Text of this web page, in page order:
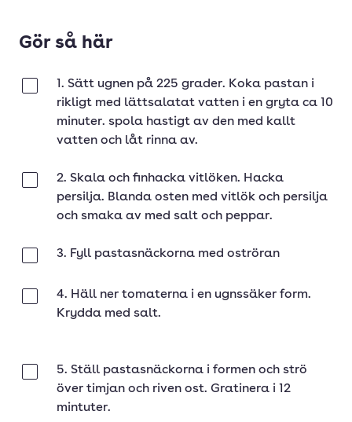
Gör så här
1. Sätt ugnen på 225 grader. Koka pastan i
rikligt med lättsalatat vatten i en gryta ca 10
minuter. spola hastigt av den med kallt
vatten och låt rinna av.
2. Skala och finhacka vitlöken. Hacka
persilja. Blanda osten med vitlök och persilja
och smaka av med salt och peppar.
3. Fyll pastasnäckorna med oströran
4. Häll ner tomaterna i en ugnssäker form.
Krydda med salt.
5. Ställ pastasnäckorna i formen och strö
över timjan och riven ost. Gratinera i 12
mintuter.